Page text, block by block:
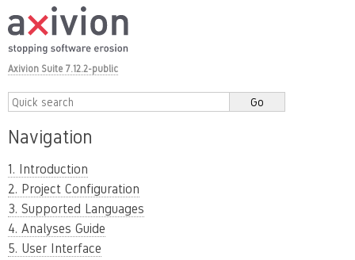
Axivion Suite 7.12.2-public
Navigation
1. Introduction
2. Project Configuration
3. Supported Languages
4. Analyses Guide
5. User Interface